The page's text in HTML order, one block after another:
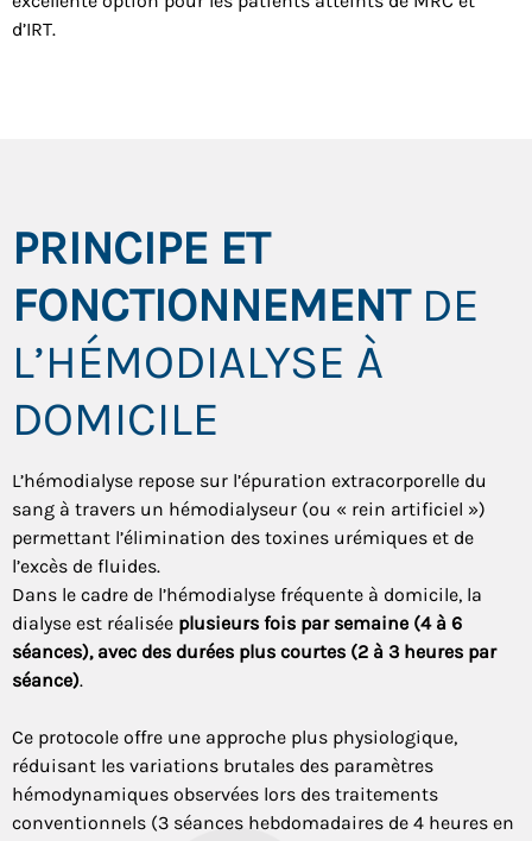
d’IRT.
PRINCIPE ET
FONCTIONNEMENTDE
L’HÉMODIALYSE À
DOMICILE
L’hémodialyse repose sur l’épuration extracorporelle du
sang à travers un hémodialyseur (ou « rein artificiel »)
permettant l’élimination des toxines urémiques et de
l’excès de fluides.
Dans le cadre de l’hémodialyse fréquente à domicile, la
dialyse est réalisée plusieurs fois par semaine (4 à 6
séances), avec des durées plus courtes (2 à 3 heures par
séance).
Ce protocole offre une approche plus physiologique,
réduisant les variations brutales des paramètres
hémodynamiques observées lors des traitements
conventionnels (3 séances hebdomadaires de 4 heures en